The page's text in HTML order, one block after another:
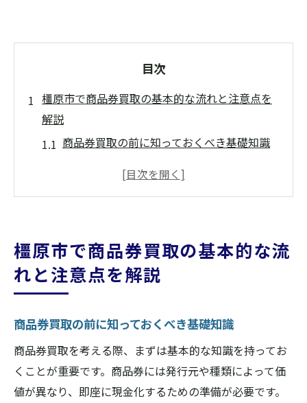
目次
橿原市で商品券買取の基本的な流れと注意点を
解説
商品券買取の前に知っておくべき基礎知識
買取手続きのステップバイステップガイド
買取価格を左右する要素とは？
買取後の現金化までの流れ
のポイント
口コミで選ぶ！地域密着型店舗の利点
高価買取を実現するための比較方法
営業時間と対応スピードの重要性
橿原市で商品券買取の基本的な流
れと注意点を解説
商品券買取の前に知っておくべき基礎知識
商品券買取を考える際、まずは基本的な知識を持ってお
くことが重要です。商品券には発行元や種類によって価
値が異なり、即座に現金化するための準備が必要です。